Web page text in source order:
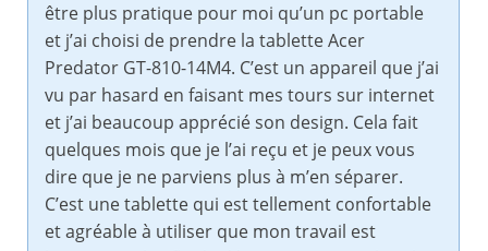
être plus pratique pour moi qu’un pc portable
et j’ai choisi de prendre la tablette Acer
Predator GT-810-14M4. C’est un appareil que j’ai
vu par hasard en faisant mes tours sur internet
et j’ai beaucoup apprécié son design. Cela fait
quelques mois que je l’ai reçu et je peux vous
dire que je ne parviens plus à m’en séparer.
C’est une tablette qui est tellement confortable
et agréable à utiliser que mon travail est